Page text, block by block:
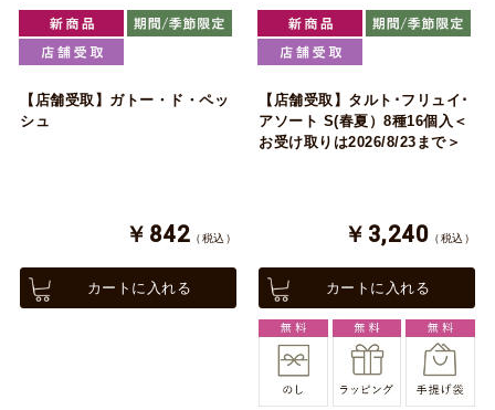
【店舗受取】ガトー・ド・ペッ
シュ
￥842 （税込）
カートに入れる
【店舗受取】タルト･フリュイ･
アソート S(春夏）8種16個入＜
お受け取りは2026/8/23まで＞
￥3,240 （税込）
カートに入れる